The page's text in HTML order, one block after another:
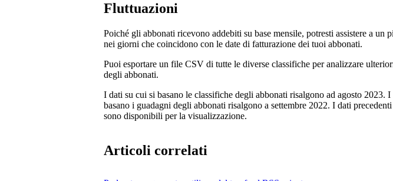
Fluttuazioni
Poiché gli abbonati ricevono addebiti su base mensile, potresti assistere a un
nei giorni che coincidono con le date di fatturazione dei tuoi abbonati.
Puoi esportare un file CSV di tutte le diverse classifiche per analizzare
degli abbonati.
I dati su cui si basano le classifiche degli abbonati risalgono ad agosto 2023. I
basano i guadagni degli abbonati risalgono a settembre 2022. I dati
sono disponibili per la visualizzazione.
Articoli correlati